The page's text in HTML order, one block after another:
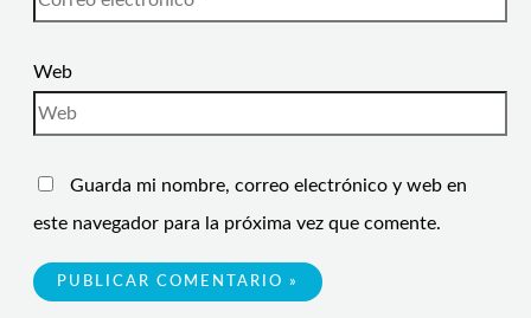
Web
Guarda mi nombre, correo electrónico y web en
este navegador para la próxima vez que comente.